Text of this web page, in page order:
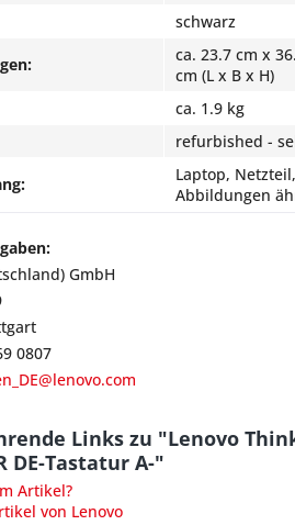
schwarz
ca. 23.7 cm x
cm (L x B x H)
ca. 1.9 kg
refurbished -
Laptop,
Abbildungen
GmbH
0807
Links zu "Lenovo
DE-Tastatur A-"
Artikel?
von Lenovo